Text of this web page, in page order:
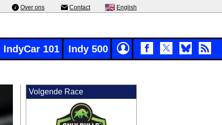
Over ons Contact English
IndyCar 101 Indy 500
Volgende Race